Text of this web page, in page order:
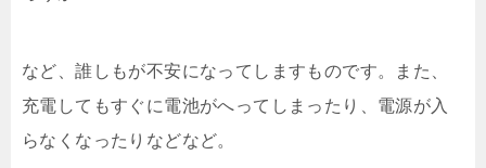
など、誰しもが不安になってしますものです。また、
充電してもすぐに電池がへってしまったり、電源が入
らなくなったりなどなど。